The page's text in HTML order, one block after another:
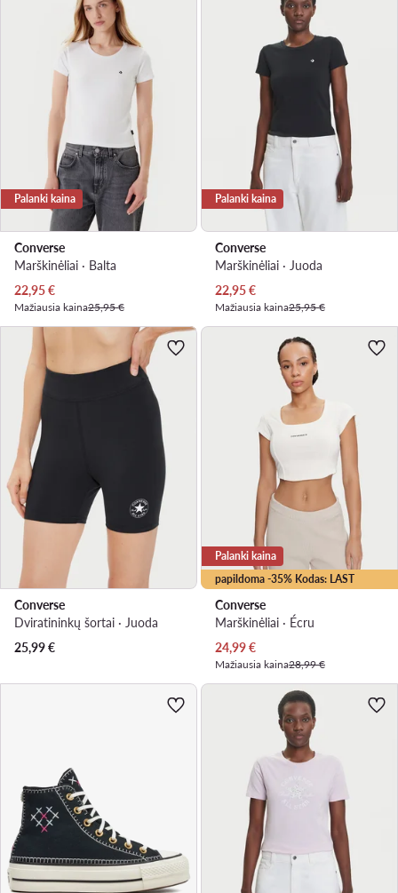
Palanki kaina
Converse
Marškinėliai · Balta
Dabartinė kaina
22,95€
Mažiausia kaina25,95 €
Palanki kaina
Converse
Marškinėliai · Juoda
Dabartinė kaina
22,95€
Mažiausia kaina25,95 €
Converse
Dviratininkų šortai · Juoda
25,99€
papildoma -35% Kodas: LAST
Palanki kaina
Converse
Marškinėliai · Écru
Dabartinė kaina
24,99€
Mažiausia kaina28,99 €